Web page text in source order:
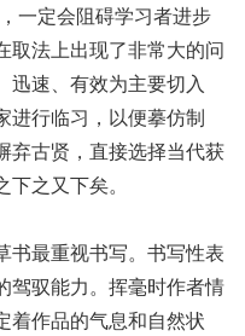
一定会阻碍学习者进步
取法上出现了非常大的问
迅速、有效为主要切入
进行临习，以便摹仿制
弃古贤，直接选择当代获
之又下矣。
最重视书写。书写性表
驾驭能力。挥毫时作者情
着作品的气息和自然状